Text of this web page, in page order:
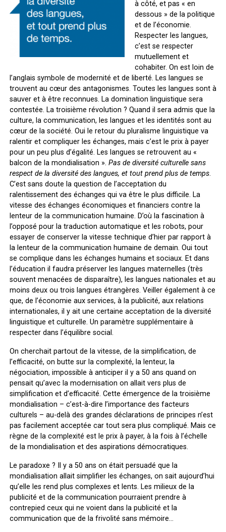
à côté, et pas « en
dessous » de la politique
et de l’économie.
Respecter les langues,
c’est se respecter
mutuellement et
cohabiter. On est loin de
l’anglais symbole de modernité et de liberté. Les langues se
trouvent au cœur des antagonismes. Toutes les langues sont à
sauver et à être reconnues. La domination linguistique sera
contestée. La troisième révolution ? Quand il sera admis que la
culture, la communication, les langues et les identités sont au
cœur de la société. Oui le retour du pluralisme linguistique va
ralentir et compliquer les échanges, mais c’est le prix à payer
pour un peu plus d’égalité. Les langues se retrouvent au «
balcon de la mondialisation ». Pas de diversité culturelle sans
respect de la diversité des langues, et tout prend plus de temps.
C’est sans doute la question de l’acceptation du
ralentissement des échanges qui va être le plus difficile. La
vitesse des échanges économiques et financiers contre la
lenteur de la communication humaine. D’où la fascination à
l’opposé pour la traduction automatique et les robots, pour
essayer de conserver la vitesse technique d’hier par rapport à
la lenteur de la communication humaine de demain. Oui tout
se complique dans les échanges humains et sociaux. Et dans
l’éducation il faudra préserver les langues maternelles (très
souvent menacées de disparaître), les langues nationales et au
moins deux ou trois langues étrangères. Veiller également à ce
que, de l’économie aux services, à la publicité, aux relations
internationales, il y ait une certaine acceptation de la diversité
linguistique et culturelle. Un paramètre supplémentaire à
respecter dans l’équilibre social.
On cherchait partout de la vitesse, de la simplification, de
l’efficacité, on butte sur la complexité, la lenteur, la
négociation, impossible à anticiper il y a 50 ans quand on
pensait qu’avec la modernisation on allait vers plus de
simplification et d’efficacité. Cette émergence de la troisième
mondialisation – c’est-à-dire l’importance des facteurs
culturels – au-delà des grandes déclarations de principes n’est
pas facilement acceptée car tout sera plus compliqué. Mais ce
règne de la complexité est le prix à payer, à la fois à l’échelle
de la mondialisation et des aspirations démocratiques.
Le paradoxe ? Il y a 50 ans on était persuadé que la
mondialisation allait simplifier les échanges, on sait aujourd’hui
qu’elle les rend plus complexes et lents. Les milieux de la
publicité et de la communication pourraient prendre à
contrepied ceux qui ne voient dans la publicité et la
communication que de la frivolité sans mémoire…